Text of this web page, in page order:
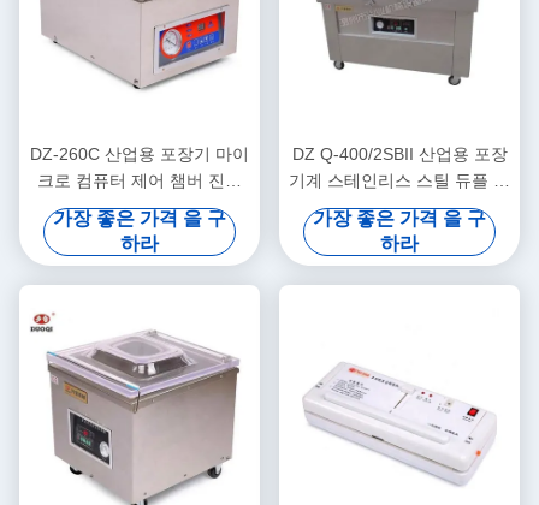
DZ-260C 산업용 포장기 마이
크로 컴퓨터 제어 챔버 진공
밀폐기
가장 좋은 가격 을 구
하라
DZ Q-400/2SBII 산업용 포장
기계 스테인리스 스틸 듀플 챔
버 진공 포장 기계
가장 좋은 가격 을 구
하라